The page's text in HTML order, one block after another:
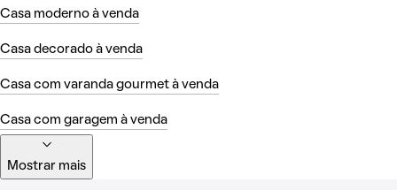
Casa moderno à venda
Casa decorado à venda
Casa com varanda gourmet à venda
Casa com garagem à venda
Mostrar mais